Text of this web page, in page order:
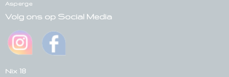
Asperge
Volg ons op Social Media
Nix 18